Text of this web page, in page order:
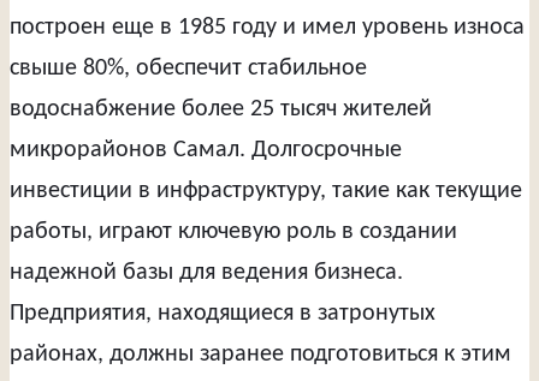
построен еще в 1985 году и имел уровень износа
свыше 80%, обеспечит стабильное
водоснабжение более 25 тысяч жителей
микрорайонов Самал. Долгосрочные
инвестиции в инфраструктуру, такие как текущие
работы, играют ключевую роль в создании
надежной базы для ведения бизнеса.
Предприятия, находящиеся в затронутых
районах, должны заранее подготовиться к этим